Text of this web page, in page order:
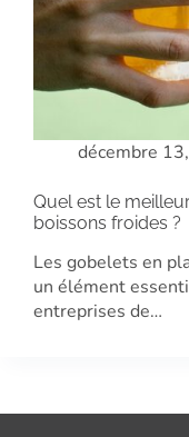
décembre
Quel est le
boissons froides ?
Les gobelets en
un élément
entreprises de…